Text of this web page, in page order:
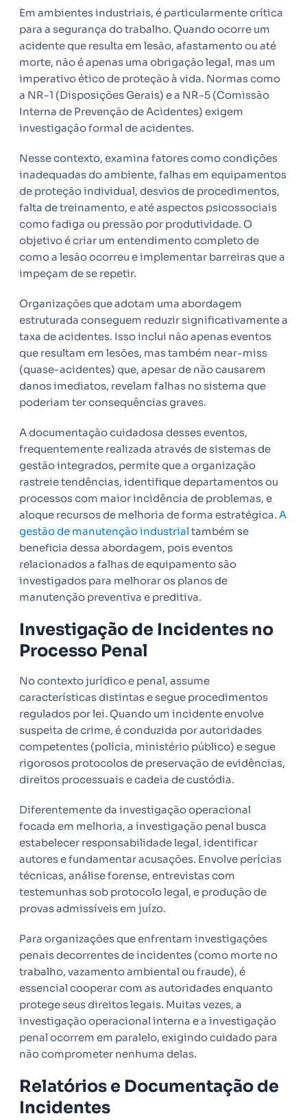
Em ambientes industriais, é particularmente crítica
para a segurança do trabalho. Quando ocorre um
acidente que resulta em lesão, afastamento ou até
morte, não é apenas uma obrigação legal, mas um
imperativo ético de proteção à vida. Normas como
a NR-1 (Disposições Gerais) e a NR-5 (Comissão
Interna de Prevenção de Acidentes) exigem
investigação formal de acidentes.
Nesse contexto, examina fatores como condições
inadequadas do ambiente, falhas em equipamentos
de proteção individual, desvios de procedimentos,
falta de treinamento, e até aspectos psicossociais
como fadiga ou pressão por produtividade. O
objetivo é criar um entendimento completo de
como a lesão ocorreu e implementar barreiras que a
impeçam de se repetir.
Organizações que adotam uma abordagem
estruturada conseguem reduzir significativamente a
taxa de acidentes. Isso inclui não apenas eventos
que resultam em lesões, mas também near-miss
(quase-acidentes) que, apesar de não causarem
danos imediatos, revelam falhas no sistema que
poderiam ter consequências graves.
A documentação cuidadosa desses eventos,
frequentemente realizada através de sistemas de
gestão integrados, permite que a organização
rastreie tendências, identifique departamentos ou
processos com maior incidência de problemas, e
aloque recursos de melhoria de forma estratégica. A
gestão de manutenção industrial também se
beneficia dessa abordagem, pois eventos
relacionados a falhas de equipamento são
investigados para melhorar os planos de
manutenção preventiva e preditiva.
Investigação de Incidentes no
Processo Penal
No contexto jurídico e penal, assume
características distintas e segue procedimentos
regulados por lei. Quando um incidente envolve
suspeita de crime, é conduzida por autoridades
competentes (polícia, ministério público) e segue
rigorosos protocolos de preservação de evidências,
direitos processuais e cadeia de custódia.
Diferentemente da investigação operacional
focada em melhoria, a investigação penal busca
estabelecer responsabilidade legal, identificar
autores e fundamentar acusações. Envolve perícias
técnicas, análise forense, entrevistas com
testemunhas sob protocolo legal, e produção de
provas admissíveis em juízo.
Para organizações que enfrentam investigações
penais decorrentes de incidentes (como morte no
trabalho, vazamento ambiental ou fraude), é
essencial cooperar com as autoridades enquanto
protege seus direitos legais. Muitas vezes, a
investigação operacional interna e a investigação
penal ocorrem em paralelo, exigindo cuidado para
não comprometer nenhuma delas.
Relatórios e Documentação de
Incidentes